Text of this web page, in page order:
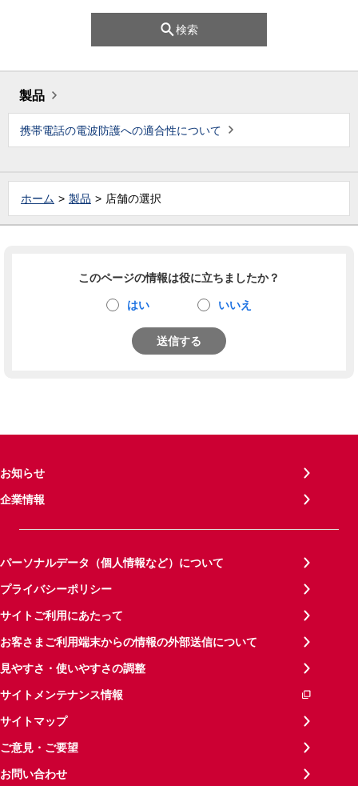
検索
製品
携帯電話の電波防護への適合性について
ホーム 製品 店舗の選択
このページの情報は役に立ちましたか？
はい いいえ
送信する
お知らせ
企業情報
パーソナルデータ（個人情報など）について
プライバシーポリシー
サイトご利用にあたって
お客さまご利用端末からの情報の外部送信について
見やすさ・使いやすさの調整
サイトメンテナンス情報
サイトマップ
ご意見・ご要望
お問い合わせ